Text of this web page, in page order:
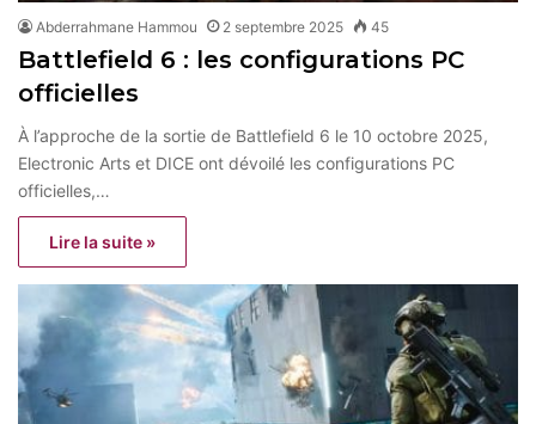
Abderrahmane Hammou 2 septembre 2025 45
Battlefield 6 : les configurations PC
officielles
À l’approche de la sortie de Battlefield 6 le 10 octobre 2025,
Electronic Arts et DICE ont dévoilé les configurations PC
officielles,…
Lire la suite »